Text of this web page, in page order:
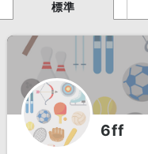
標準
6ff